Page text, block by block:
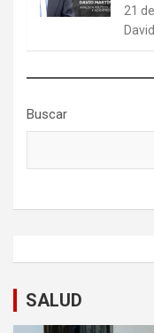
21
Buscar
SALUD